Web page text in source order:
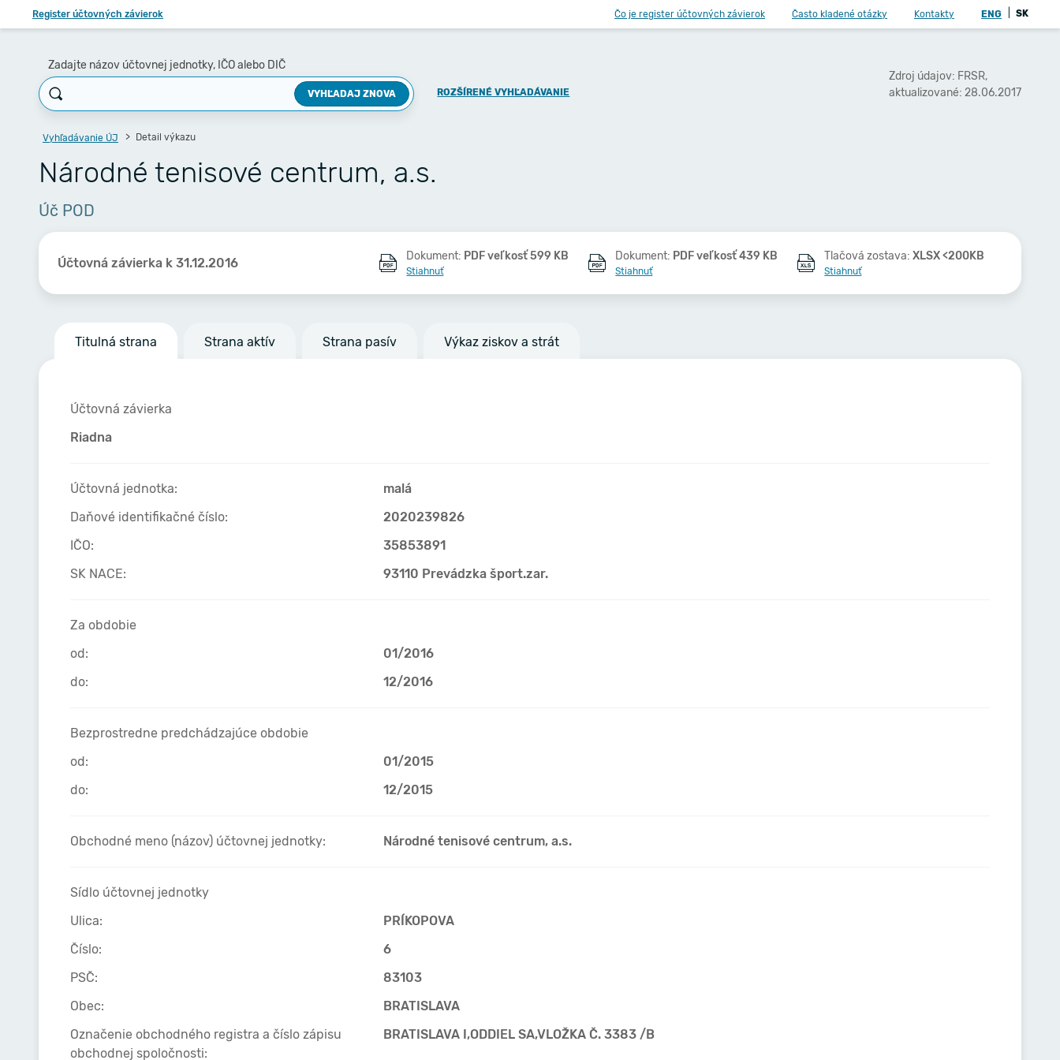
Register účtovných závierok Čo je register účtovných závierok Často kladené otázky Kontakty ENG SK
Zadajte názov účtovnej jednotky, IČO alebo DIČ
VYHĽADAJ ZNOVA ROZŠÍRENÉ VYHĽADÁVANIE
Zdroj údajov: FRSR,
aktualizované: 28.06.2017
Vyhľadávanie ÚJ Detail výkazu
Národné tenisové centrum, a.s.
Úč POD
Účtovná závierka k 31.12.2016 Dokument: PDF veľkosť 599 KB
Stiahnuť
Dokument: PDF veľkosť 439 KB
Stiahnuť
Tlačová zostava:XLSX <200KB
Stiahnuť
Titulná strana Strana aktív Strana pasív Výkaz ziskov a strát
Účtovná závierka
Riadna
Účtovná jednotka:
malá
Daňové identifikačné číslo:
2020239826
IČO:
35853891
SK NACE:
93110 Prevádzka šport.zar.
Za obdobie
od:
01/2016
do:
12/2016
Bezprostredne predchádzajúce obdobie
od:
01/2015
do:
12/2015
Obchodné meno (názov) účtovnej jednotky: Národné tenisové centrum, a.s.
Sídlo účtovnej jednotky
Ulica:
PRÍKOPOVA
Číslo:
6
PSČ:
83103
Obec:
BRATISLAVA
Označenie obchodného registra a číslo zápisu
obchodnej spoločnosti:
BRATISLAVA I,ODDIEL SA,VLOŽKA Č. 3383 /B